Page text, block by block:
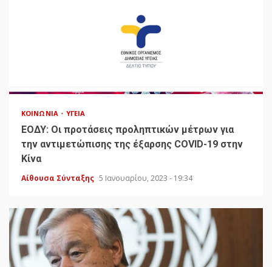
ΚΟΙΝΩΝΊΑ ΥΓΕΊΑ
ΕΟΔΥ: Οι προτάσεις προληπτικών μέτρων για
την αντιμετώπισης της έξαρσης COVID-19 στην
Κίνα
Αίθουσα Σύνταξης 5 Ιανουαρίου, 2023 - 19:34